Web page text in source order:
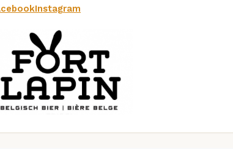
Instagram